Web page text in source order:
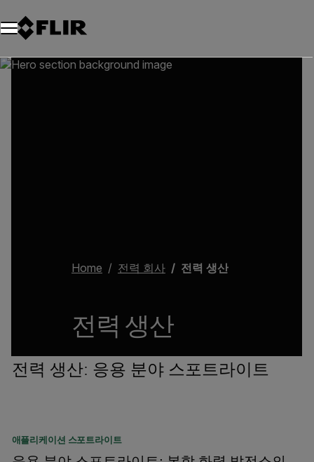
Home 전력 회사 전력 생산
전력 생산
전력 생산: 응용 분야 스포트라이트
애플리케이션 스포트라이트